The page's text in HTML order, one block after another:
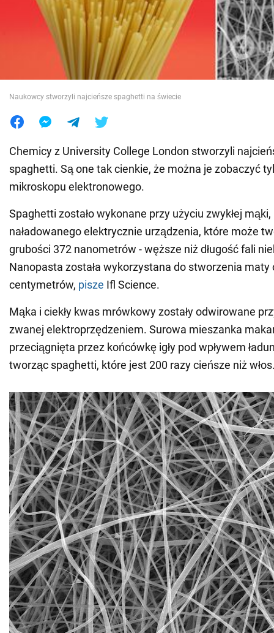
Wojna na Ukrainie
Jedzenie
Naukowcy stworzyli najcieńsze spaghetti na świecie
Chemicy z University College London stworzyli
spaghetti. Są one tak cienkie, że można je zobaczyć
mikroskopu elektronowego.
Spaghetti zostało wykonane przy użyciu zwykłej mąki,
naładowanego elektrycznie urządzenia, które może
grubości 372 nanometrów - węższe niż długość fali
Nanopasta została wykorzystana do stworzenia maty
centymetrów, pisze Ifl Science.
Mąka i ciekły kwas mrówkowy zostały odwirowane
zwanej elektroprzędzeniem. Surowa mieszanka
przeciągnięta przez końcówkę igły pod wpływem
tworząc spaghetti, które jest 200 razy cieńsze niż